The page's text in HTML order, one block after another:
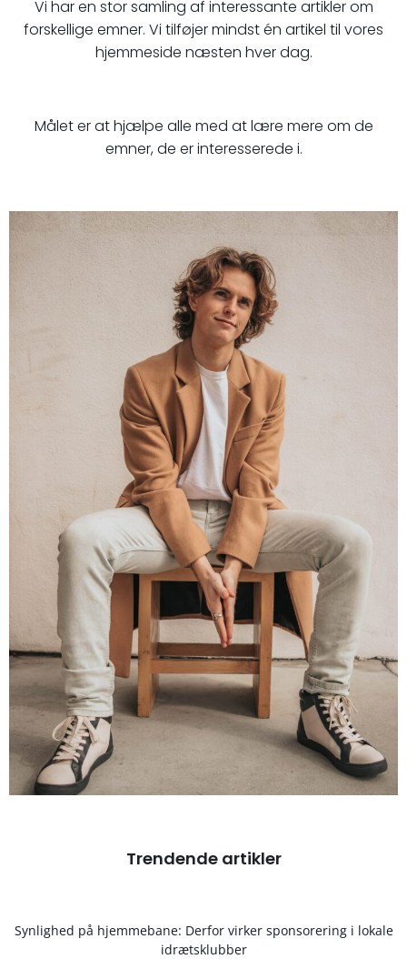
Vi har en stor samling af interessante artikler om
forskellige emner. Vi tilføjer mindst én artikel til vores
hjemmeside næsten hver dag.
Målet er at hjælpe alle med at lære mere om de
emner, de er interesserede i.
Trendende artikler
Synlighed på hjemmebane: Derfor virker sponsorering i lokale
idrætsklubber